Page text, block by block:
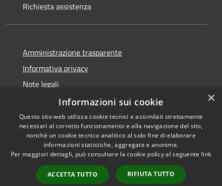
Richiesta assistenza
Amministrazione trasparente
Informativa privacy
Note legali
Dichiarazione di accessibilità
RSS
Accessibilità
Copyright © 2026 • Comune di
Municipium•
Accesso
×
Informazioni sui cookie
Questo sito web utilizza cookie tecnici e assimilati strettamente
necessari al corretto funzionamento e alla navigazione del sito,
nonché un cookie tecnico analitico al solo fine di elaborare
informazioni statistiche, aggregate e anonime.
Per maggiori dettagli, può consultare la cookie policy al seguente link
ACCETTA TUTTO RIFIUTA TUTTO